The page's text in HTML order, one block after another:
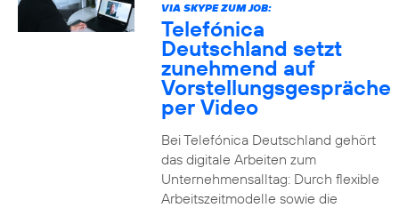
VIA SKYPE ZUM JOB:
Telefónica
Deutschland setzt
zunehmend auf
Vorstellungsgespräche
per Video
Bei Telefónica Deutschland gehört
das digitale Arbeiten zum
Unternehmensalltag: Durch flexible
Arbeitszeitmodelle sowie die